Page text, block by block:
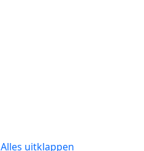
Alles uitklappen